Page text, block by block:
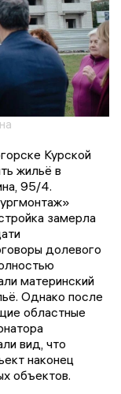
Курской
жильё в
95/4.
замерла
долевого
материнский
Однако после
областные
вид, что
наконец
объектов.